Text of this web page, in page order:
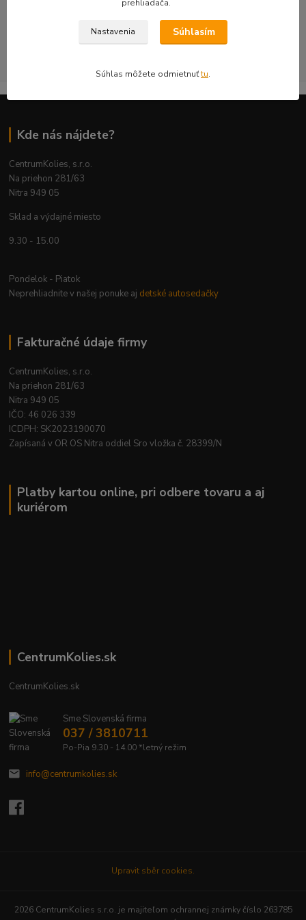
bezpečnosť a použiteľnosť na konkrétnom aute.
CentrumKolies s.r.o. je majiteľom ochrannej známky číslo
Kde nás nájdete?
CentrumKolies, s.r.o.
Na priehon 281/63
Nitra 949 05
Sklad a výdajné miesto
9.30 - 15.00
Pondelok - Piatok
Neprehliadnite v našej ponuke aj detské autosedačky
Fakturačné údaje firmy
CentrumKolies, s.r.o.
Na priehon 281/63
Nitra 949 05
IČO: 46 026 339
ICDPH: SK2023190070
Zapísaná v OR OS Nitra oddiel Sro vložka č. 28399/N
Platby kartou online, pri odbere tovaru a aj
kuriérom
CentrumKolies.sk
CentrumKolies.sk
Sme Slovenská firma
037 / 3810711
Po-Pia 9.30 - 14.00 *letný režim
info@centrumkolies.sk
Upravit sběr cookies.
2026 CentrumKolies s.r.o. je majiteľom ochrannej známky číslo 263785
prehliadača.
Nastavenia Súhlasím
Súhlas môžete odmietnuťtu.